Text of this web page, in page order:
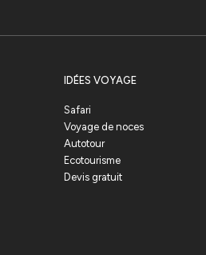
IDÉES VOYAGE
Safari
Voyage de noces
Autotour
Ecotourisme
Devis gratuit